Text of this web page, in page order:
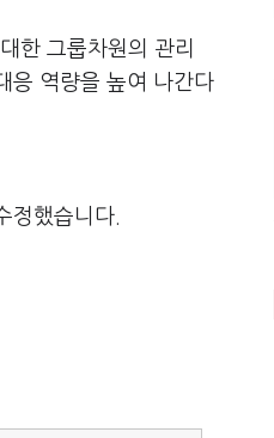
한 그룹차원의 관리
응 역량을 높여 나간다
정했습니다.